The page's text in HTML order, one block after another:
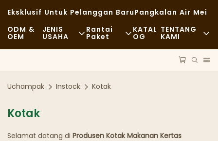
Eksklusif Untuk Pelanggan BaruPangkalan Air Mei
ODM &
OEM
JENIS
USAHA
Rantai
Paket
KATAL
OG
TENTANG
KAMI
Uchampak Instock Kotak
Kotak
Selamat datang di Produsen Kotak Makanan Kertas